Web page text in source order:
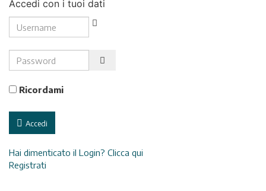
Accedi con i tuoi dati
Username
Password
Ricordami
Accedi
Hai dimenticato il Login? Clicca qui
Registrati